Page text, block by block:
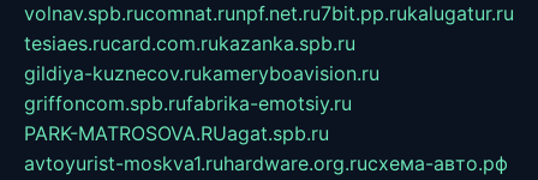
volnav.spb.rucomnat.runpf.net.ru7bit.pp.rukalugatur.ru
tesiaes.rucard.com.rukazanka.spb.ru
gildiya-kuznecov.rukameryboavision.ru
griffoncom.spb.rufabrika-emotsiy.ru
PARK-MATROSOVA.RUagat.spb.ru
avtoyurist-moskva1.ruhardware.org.ruсхема-авто.рф